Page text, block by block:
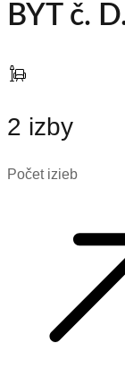
BYT č.
2 izby
Počet izieb